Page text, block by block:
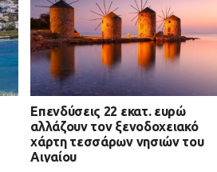
Επενδύσεις 22 εκατ. ευρώ
αλλάζουν τον ξενοδοχειακό
χάρτη τεσσάρων νησιών του
Αιγαίου